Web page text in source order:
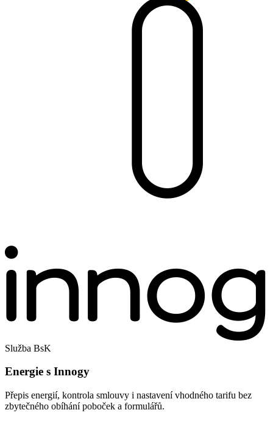
Služba BsK
Energie s Innogy
Přepis energií, kontrola smlouvy i nastavení vhodného tarifu bez
zbytečného obíhání poboček a formulářů.